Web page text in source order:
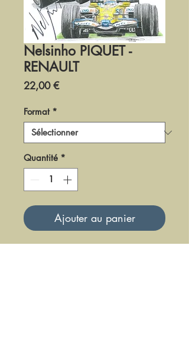
Nelsinho PIQUET -
RENAULT
22,00 €Prix
Format *
Quantité *
Ajouter au panier